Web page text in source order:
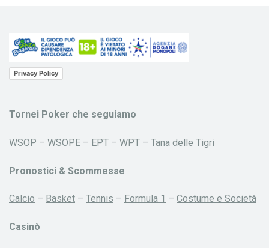
Privacy Policy
Tornei Poker che seguiamo
WSOP – WSOPE – EPT – WPT – Tana delle Tigri
Pronostici & Scommesse
Calcio – Basket – Tennis – Formula 1 – Costume e Società
Casinò